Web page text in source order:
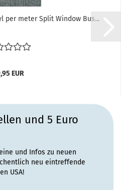
per meter Split Window Bus...
EUR
und 5 Euro
und Infos zu neuen
neu eintreffende
USA!